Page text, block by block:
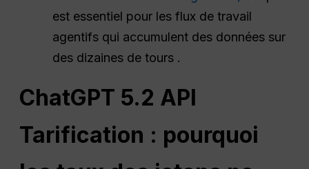
est essentiel pour les flux de travail
agentifs qui accumulent des données sur
des dizaines de tours .
ChatGPT 5.2 API
Tarification : pourquoi